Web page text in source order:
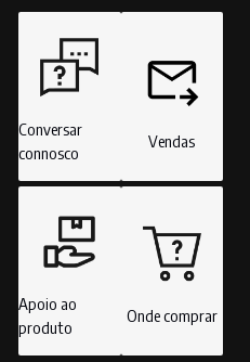
Conversar
connosco
Vendas
Apoio ao
produto
Onde comprar